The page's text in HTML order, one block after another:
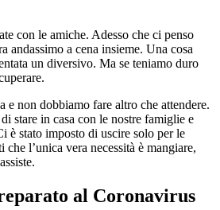
con le amiche. Adesso che ci penso
andassimo a cena insieme. Una cosa
un diversivo. Ma se teniamo duro
e non dobbiamo fare altro che attendere.
stare in casa con le nostre famiglie e
è stato imposto di uscire solo per le
che l’unica vera necessità è mangiare,
al Coronavirus